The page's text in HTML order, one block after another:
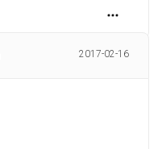
2017-02-16